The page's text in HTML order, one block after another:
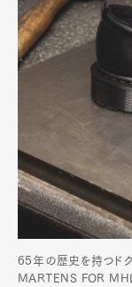
Pen
65年の歴史を持つド
MARTENS FOR